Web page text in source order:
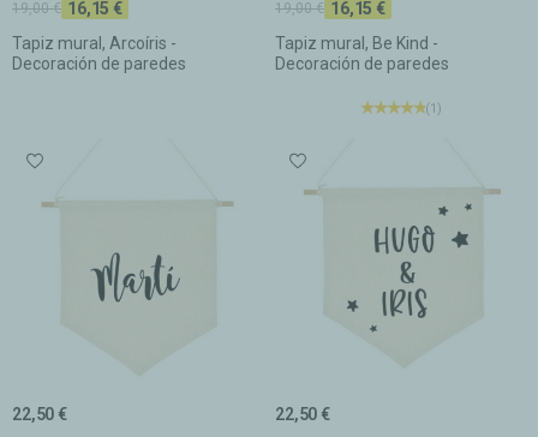
Tapiz mural, Arcoíris -
Decoración de paredes
19,00 € 16,15 €
Tapiz mural, Be Kind -
Decoración de paredes
19,00 € 16,15 €
(1)
22,50 €
22,50 €